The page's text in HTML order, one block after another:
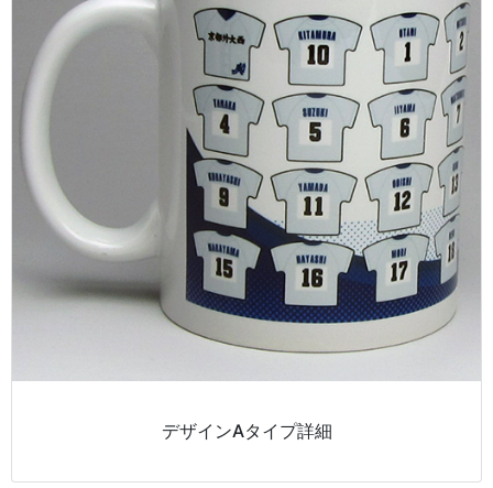
デザインAタイプ詳細